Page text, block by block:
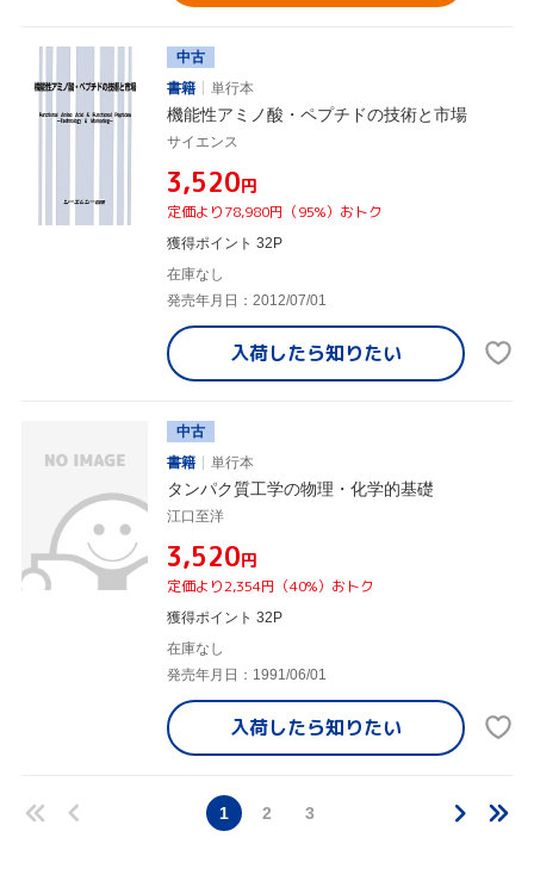
中古
書籍
単行本
機能性アミノ酸・ペプチドの技術と市場
サイエンス
¥3,520円
定価より78,980円（95%）おトク
獲得ポイント 32P
在庫なし
発売年月日：2012/07/01
入荷したら知りたい
中古
書籍
単行本
タンパク質工学の物理・化学的基礎
江口至洋
¥3,520円
定価より2,354円（40%）おトク
獲得ポイント 32P
在庫なし
発売年月日：1991/06/01
入荷したら知りたい
1 2 3